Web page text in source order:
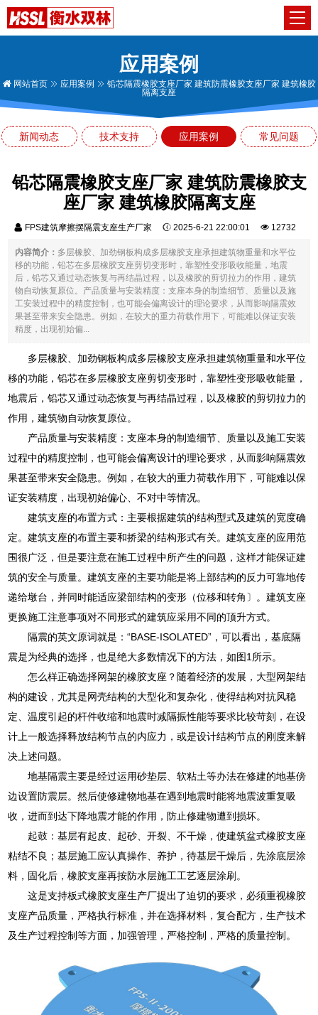
应用案例
网站首页 应用案例
铅芯隔震橡胶支座厂家 建筑防震橡胶支座厂家 建筑橡胶
隔离支座
新闻动态 技术支持 应用案例 常见问题
铅芯隔震橡胶支座厂家 建筑防震橡胶支
座厂家 建筑橡胶隔离支座
FPS建筑摩擦摆隔震支座生产厂家 2025-6-21 22:00:01 12732
内容简介： 多层橡胶、加劲钢板构成多层橡胶支座承担建筑物重量和水平位
移的功能，铅芯在多层橡胶支座剪切变形时，靠塑性变形吸收能量，地震
后，铅芯又通过动态恢复与再结晶过程，以及橡胶的剪切拉力的作用，建筑
物自动恢复原位。产品质量与安装精度：支座本身的制造细节、质量以及施
工安装过程中的精度控制，也可能会偏离设计的理论要求，从而影响隔震效
果甚至带来安全隐患。例如，在较大的重力荷载作用下，可能难以保证安装
精度，出现初始偏...
多层橡胶、加劲钢板构成多层橡胶支座承担建筑物重量和水平位
移的功能，铅芯在多层橡胶支座剪切变形时，靠塑性变形吸收能量，
地震后，铅芯又通过动态恢复与再结晶过程，以及橡胶的剪切拉力的
作用，建筑物自动恢复原位。
产品质量与安装精度：支座本身的制造细节、质量以及施工安装
过程中的精度控制，也可能会偏离设计的理论要求，从而影响隔震效
果甚至带来安全隐患。例如，在较大的重力荷载作用下，可能难以保
证安装精度，出现初始偏心、不对中等情况。
建筑支座的布置方式：主要根据建筑的结构型式及建筑的宽度确
定。建筑支座的布置主要和挢梁的结构形式有关。建筑支座的应用范
围很广泛，但是要注意在施工过程中所产生的问题，这样才能保证建
筑的安全与质量。建筑支座的主要功能是将上部结构的反力可靠地传
递给墩台，并同时能适应梁部结构的变形（位移和转角〕。建筑支座
更换施工注意事项对不同形式的建筑应采用不同的顶升方式。
隔震的英文原词就是：“BASE-ISOLATED”，可以看出，基底隔
震是为经典的选择，也是绝大多数情况下的方法，如图1所示。
怎么样正确选择网架的橡胶支座？随着经济的发展，大型网架结
构的建设，尤其是网壳结构的大型化和复杂化，使得结构对抗风稳
定、温度引起的杆件收缩和地震时减隔振性能等要求比较苛刻，在设
计上一般选择释放结构节点的内应力，或是设计结构节点的刚度来解
决上述问题。
地基隔震主要是经过运用砂垫层、软粘土等办法在修建的地基傍
边设置防震层。然后使修建物地基在遇到地震时能将地震波重复吸
收，进而到达下降地震才能的作用，防止修建物遭到损坏。
起鼓：基层有起皮、起砂、开裂、不干燥，使建筑盆式橡胶支座
粘结不良；基层施工应认真操作、养护，待基层干燥后，先涂底层涂
料，固化后，橡胶支座再按防水层施工工艺逐层涂刷。
这是支持板式橡胶支座生产厂提出了迫切的要求，必须重视橡胶
支座产品质量，严格执行标准，并在选择材料，复合配方，生产技术
及生产过程控制等方面，加强管理，严格控制，严格的质量控制。